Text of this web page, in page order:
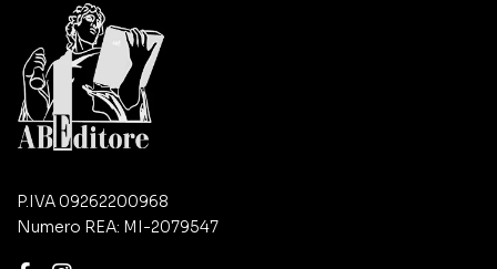
P.IVA 09262200968
Numero REA: MI-2079547